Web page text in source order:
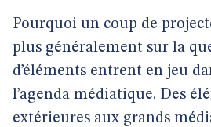
Pourquoi un coup de
plus généralement sur la
d’éléments entrent en jeu
l’agenda médiatique. Des
extérieures aux grands